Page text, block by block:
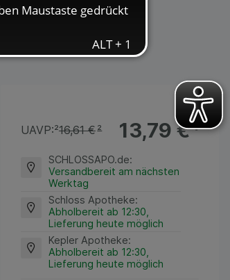
13,79 €¹
UAVP:²16,61 €²
SCHLOSSAPO.de:
Versandbereit am nächsten
Werktag
Schloss Apotheke:
Abholbereit ab 12:30,
Lieferung heute möglich
Kepler Apotheke:
Abholbereit ab 12:30,
Lieferung heute möglich